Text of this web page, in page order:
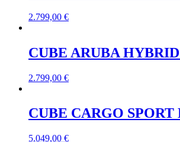
2.799,00 €
CUBE ARUBA HYBRID
2.799,00 €
CUBE CARGO SPORT
5.049,00 €